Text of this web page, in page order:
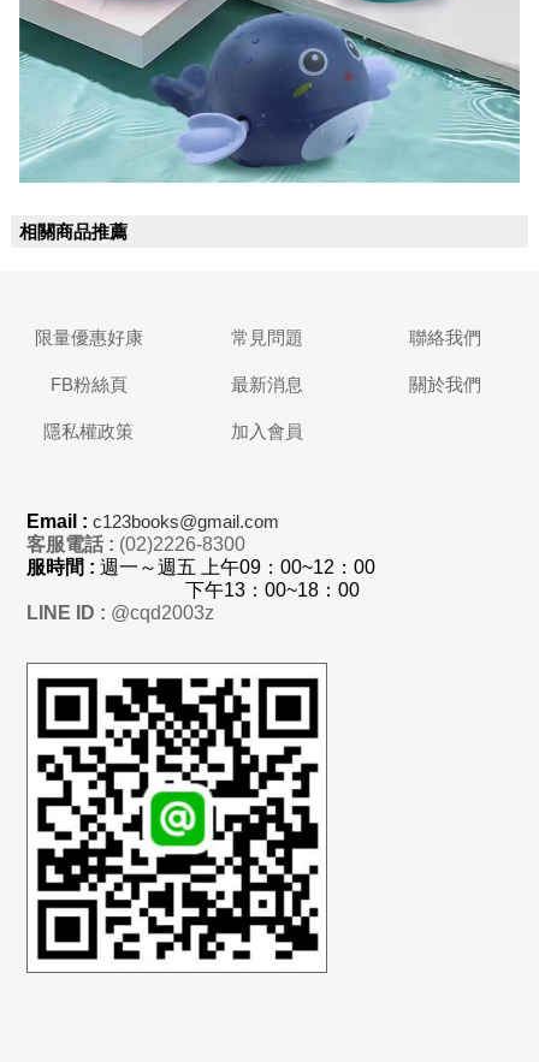
相關商品推薦
限量優惠好康 常見問題 聯絡我們
FB粉絲頁 最新消息 關於我們
隱私權政策 加入會員
Email :c123books@gmail.com
客服電話 : (02)2226-8300
服時間 :週一～週五 上午09：00~12：00
下午13：00~18：00
LINE ID : @cqd2003z